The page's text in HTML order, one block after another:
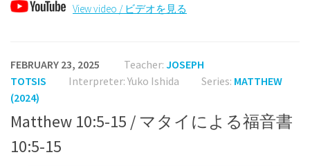
View video / ビデオを見る
FEBRUARY 23, 2025 Teacher: JOSEPH
TOTSIS
Interpreter: Yuko Ishida Series: MATTHEW
(2024)
Matthew 10:5-15 / マタイによる福音書
10:5-15